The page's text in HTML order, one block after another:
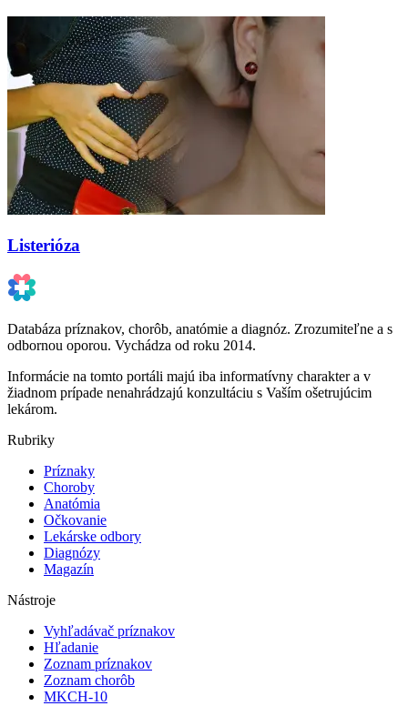
Listerióza
Databáza príznakov, chorôb, anatómie a diagnóz. Zrozumiteľne a s
odbornou oporou. Vychádza od roku 2014.
Informácie na tomto portáli majú iba informatívny charakter a v
žiadnom prípade nenahrádzajú konzultáciu s Vaším ošetrujúcim
lekárom.
Rubriky
Príznaky
Choroby
Anatómia
Očkovanie
Lekárske odbory
Diagnózy
Magazín
Nástroje
Vyhľadávač príznakov
Hľadanie
Zoznam príznakov
Zoznam chorôb
MKCH-10